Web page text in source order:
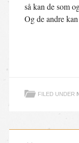
så kan de som
Og de andre
FILED UNDER